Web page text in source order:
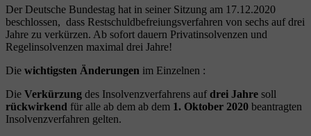
Der Deutsche Bundestag hat in seiner Sitzung am 17.12.2020
beschlossen, dass Restschuldbefreiungsverfahren von sechs auf drei
Jahre zu verkürzen. Ab sofort dauern Privatinsolvenzen und
Regelinsolvenzen maximal drei Jahre!
Die wichtigsten Änderungen im Einzelnen :
Die Verkürzung des Insolvenzverfahrens aufdrei Jahre soll
rückwirkend für alle ab dem ab dem 1. Oktober 2020 beantragten
Insolvenzverfahren gelten.